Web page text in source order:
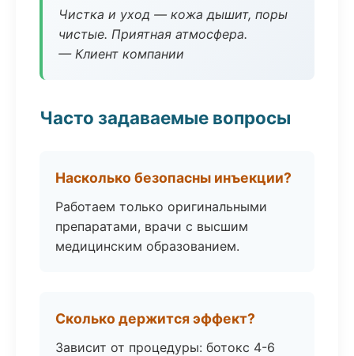
Чистка и уход — кожа дышит, поры
чистые. Приятная атмосфера.
— Клиент компании
Часто задаваемые вопросы
Насколько безопасны инъекции?
Работаем только оригинальными
препаратами, врачи с высшим
медицинским образованием.
Сколько держится эффект?
Зависит от процедуры: ботокс 4-6